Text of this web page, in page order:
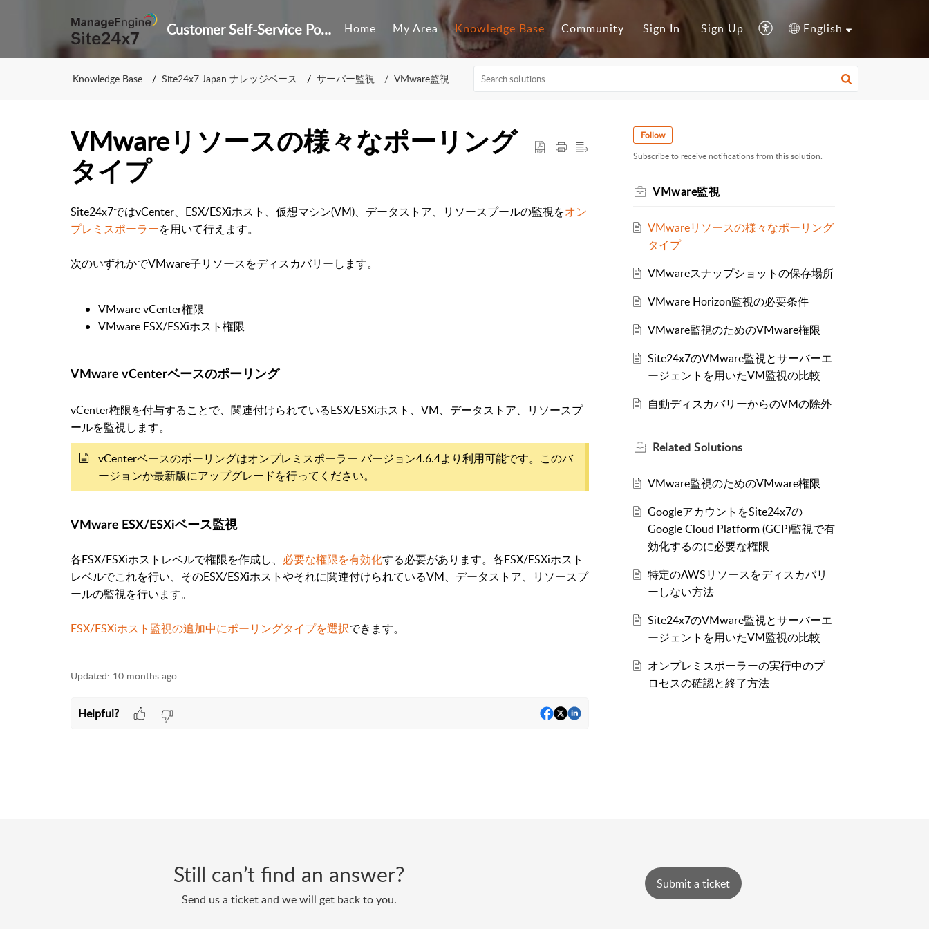
Customer Self-Service Portal Home My Area Knowledge Base Community Sign In Sign Up English
Knowledge Base Site24x7 Japan ナレッジベース サーバー監視 VMware監視
VMwareリソースの様々なポーリング
タイプ
Site24x7ではvCenter、ESX/ESXiホスト、仮想マシン(VM)、データストア、リソースプールの監視をオン
プレミスポーラーを用いて行えます。
次のいずれかでVMware子リソースをディスカバリーします。
VMware vCenter権限
VMware ESX/ESXiホスト権限
VMware vCenterベースのポーリング
vCenter権限を付与することで、関連付けられているESX/ESXiホスト、VM、データストア、リソースプ
ールを監視します。
vCenterベースのポーリングはオンプレミスポーラー バージョン4.6.4より利用可能です。このバ
ージョンか最新版にアップグレードを行ってください。
VMware ESX/ESXiベース監視
各ESX/ESXiホストレベルで権限を作成し、 必要な権限を有効化する必要があります。各ESX/ESXiホスト
レベルでこれを行い、そのESX/ESXiホストやそれに関連付けられているVM、データストア、リソースプ
ールの監視を行います。
ESX/ESXiホスト監視の追加中にポーリングタイプを選択できます。
Updated: 10 months ago
Helpful?
Follow
Subscribe to receive notifications from this solution.
VMware監視
VMwareリソースの様々なポーリング
タイプ
VMwareスナップショットの保存場所
VMware Horizon監視の必要条件
VMware監視のためのVMware権限
Site24x7のVMware監視とサーバーエ
ージェントを用いたVM監視の比較
自動ディスカバリーからのVMの除外
Related Solutions
VMware監視のためのVMware権限
GoogleアカウントをSite24x7の
Google Cloud Platform (GCP)監視で有
効化するのに必要な権限
特定のAWSリソースをディスカバリ
ーしない方法
Site24x7のVMware監視とサーバーエ
ージェントを用いたVM監視の比較
オンプレミスポーラーの実行中のプ
ロセスの確認と終了方法
Still can’t find an answer?
Send us a ticket and we will get back to you.
Submit a ticket